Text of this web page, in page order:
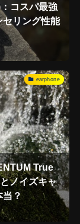
コスパ最強
セリング性能
earphone
True
ノイズキャ
？